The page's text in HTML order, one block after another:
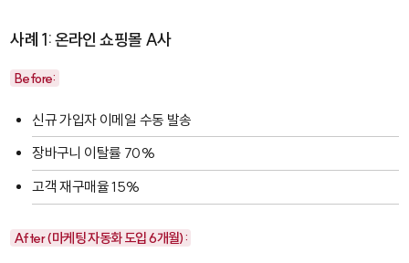
사례 1: 온라인 쇼핑몰 A사
Before:
신규 가입자 이메일 수동 발송
장바구니 이탈률 70%
고객 재구매율 15%
After (마케팅 자동화 도입 6개월):